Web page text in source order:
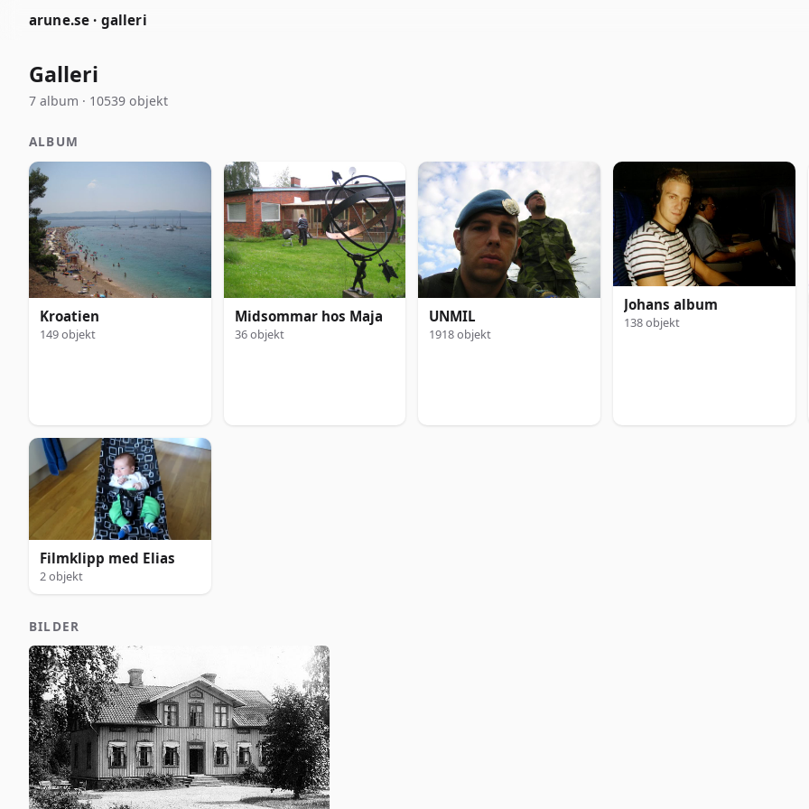
arune.se · galleri
Galleri
7 album · 10539 objekt
ALBUM
Kroatien
149 objekt
Midsommar hos Maja
36 objekt
UNMIL
1918 objekt
Johans album
138 objekt
Filmklipp med Elias
2 objekt
BILDER